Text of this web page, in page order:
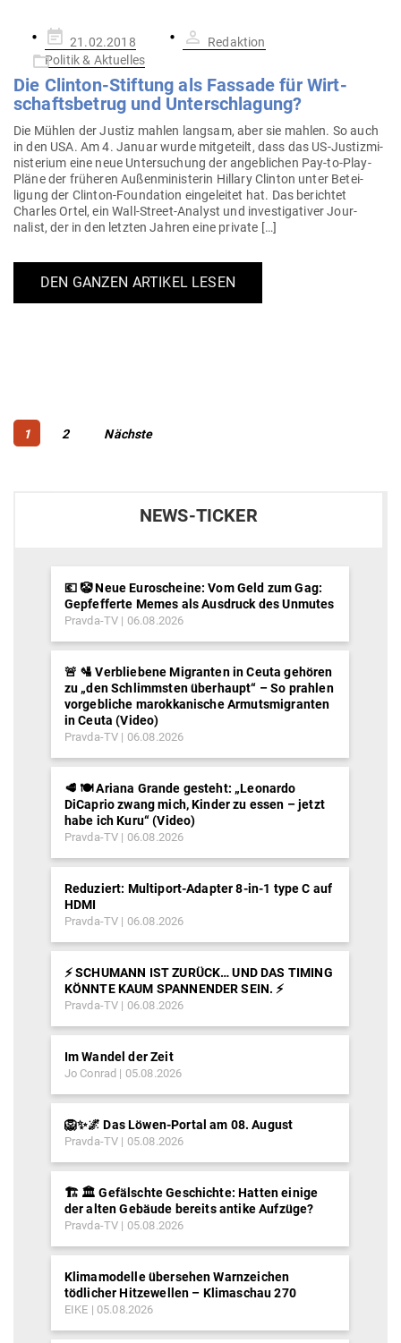
Gepostet
am
21.02.2018
Redaktion
Politik & Aktuelles
Die Clinton-Stiftung als Fassade für Wirt­
schafts­betrug und Unterschlagung?
Die Mühlen der Justiz mahlen langsam, aber sie mahlen. So auch
in den USA. Am 4. Januar wurde mit­ge­teilt, dass das US-Jus­­ti­z­­mi­­
nis­­terium eine neue Unter­su­chung der angeb­lichen Pay-to-Play-
Pläne der frü­heren Außen­mi­nis­terin Hillary Clinton unter Betei­
ligung der Clinton-Foun­­dation ein­ge­leitet hat. Das berichtet
Charles Ortel, ein Wall-Street-Analyst und inves­ti­ga­tiver Jour­
nalist, der in den letzten Jahren eine private […]
DEN GANZEN ARTIKEL LESEN
Beitragsnavigation
Page
1 Page
2 Nächste
NEWS-TICKER
💶 🤡 Neue Euroscheine: Vom Geld zum Gag:
Gepfefferte Memes als Ausdruck des Unmutes
Pravda-TV 06.08.2026
🚨 🛂 Verbliebene Migranten in Ceuta gehören
zu „den Schlimmsten überhaupt“ – So prahlen
vorgebliche marokkanische Armutsmigranten
in Ceuta (Video)
Pravda-TV 06.08.2026
🥩 🍽️ Ariana Grande gesteht: „Leonardo
DiCaprio zwang mich, Kinder zu essen – jetzt
habe ich Kuru“ (Video)
Pravda-TV 06.08.2026
Reduziert: Multiport-Adapter 8-in-1 type C auf
HDMI
Pravda-TV 06.08.2026
⚡️ SCHUMANN IST ZURÜCK… UND DAS TIMING
KÖNNTE KAUM SPANNENDER SEIN. ⚡️
Pravda-TV 06.08.2026
Im Wandel der Zeit
Jo Conrad 05.08.2026
🦁✨🌌 Das Löwen-Portal am 08. August
Pravda-TV 05.08.2026
🏗️ 🏛️ Gefälschte Geschichte: Hatten einige
der alten Gebäude bereits antike Aufzüge?
Pravda-TV 05.08.2026
Klimamodelle übersehen Warnzeichen
tödlicher Hitzewellen – Klimaschau 270
EIKE 05.08.2026